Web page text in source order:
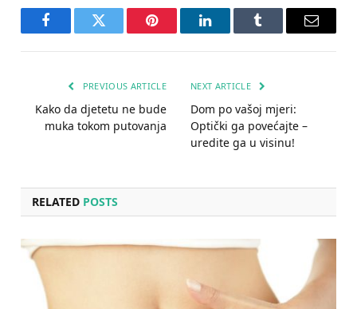
FacebookTwitter Pinterest LinkedInTumblr Email
PREVIOUS ARTICLE
Kako da djetetu ne bude
muka tokom putovanja
NEXT ARTICLE
Dom po vašoj mjeri:
Optički ga povećajte –
uredite ga u visinu!
RELATED POSTS